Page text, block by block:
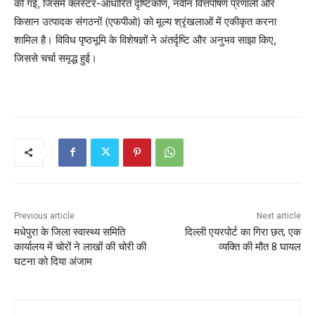
की गई, जिसमें क्लस्टर-आधारित दृष्टिकोण, नवीन वित्तपोषण प्रणाली और
किसान उत्पादक संगठनों (एफपीओ) को मूल्य श्रृंखलाओं में एकीकृत करना
शामिल है। विविध पृष्ठभूमि के विशेषज्ञों ने अंतर्दृष्टि और अनुभव साझा किए,
जिससे चर्चा समृद्ध हुई।
Previous article
मधेपुरा के जिला स्वास्थ्य समिति
कार्यालय में चोरों ने लाखों की चोरी की
घटना को दिया अंजाम
Next article
दिल्ली एयरपोर्ट का गिरा छत, एक
व्यक्ति की मौत 8 घायल